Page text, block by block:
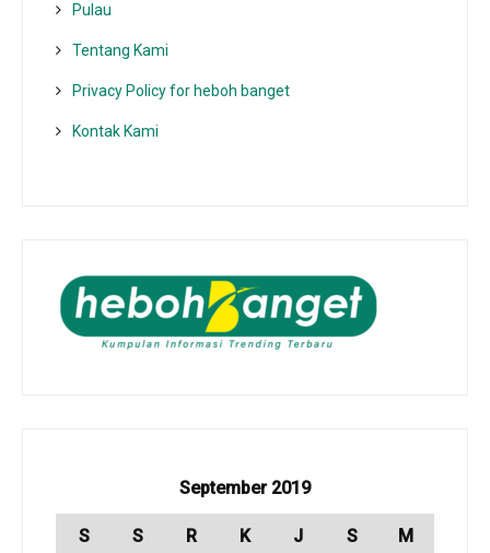
Pulau
Tentang Kami
Privacy Policy for heboh banget
Kontak Kami
September 2019
S S R K J S M